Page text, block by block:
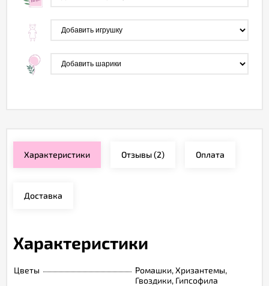
Характеристики Отзывы(2) Оплата
Доставка
Характеристики
Цветы
Ромашки, Хризантемы,
Гвоздики, Гипсофила